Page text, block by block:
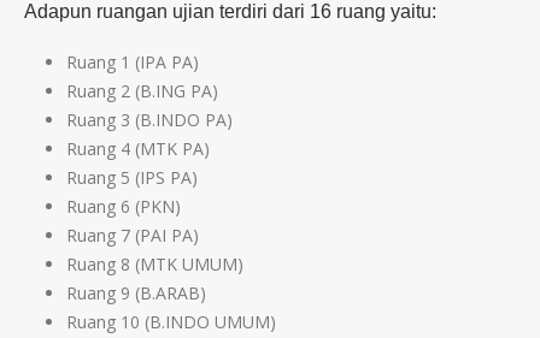
Adapun ruangan ujian terdiri dari 16 ruang yaitu:
Ruang 1 (IPA PA)
Ruang 2 (B.ING PA)
Ruang 3 (B.INDO PA)
Ruang 4 (MTK PA)
Ruang 5 (IPS PA)
Ruang 6 (PKN)
Ruang 7 (PAI PA)
Ruang 8 (MTK UMUM)
Ruang 9 (B.ARAB)
Ruang 10 (B.INDO UMUM)